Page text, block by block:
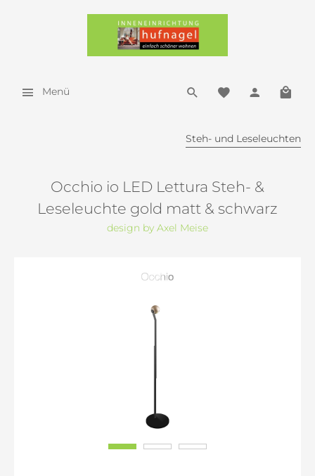
Menü
Steh- und Leseleuchten
Occhio io LED Lettura Steh- &
Leseleuchte gold matt & schwarz
design by Axel Meise